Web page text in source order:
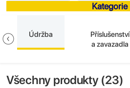
Kategorie
Údržba
Příslušenství
a zavazadla
Všechny produkty (23)